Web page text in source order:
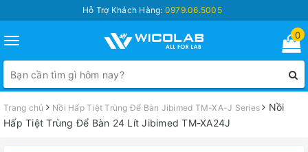
Hỗ Trợ Khách Hàng: 0979.06.5005
Toggle
navigation
0
Trang chủ Nồi Hấp Tiệt Trùng Để Bàn Jibimed TM-XA-J Series
Nồi
Hấp Tiệt Trùng Để Bàn 24 Lít Jibimed TM-XA24J